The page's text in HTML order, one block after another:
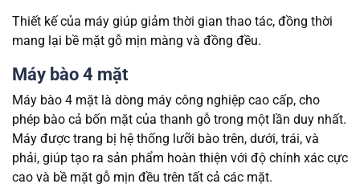
Thiết kế của máy giúp giảm thời gian thao tác, đồng thời
mang lại bề mặt gỗ mịn màng và đồng đều.
Máy bào 4 mặt
Máy bào 4 mặt là dòng máy công nghiệp cao cấp, cho
phép bào cả bốn mặt của thanh gỗ trong một lần duy nhất.
Máy được trang bị hệ thống lưỡi bào trên, dưới, trái, và
phải, giúp tạo ra sản phẩm hoàn thiện với độ chính xác cực
cao và bề mặt gỗ mịn đều trên tất cả các mặt.